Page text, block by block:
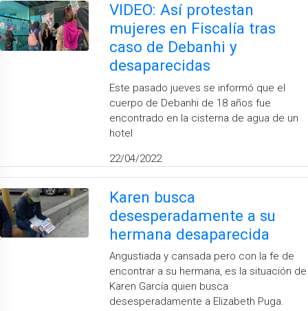
VIDEO: Así protestan
mujeres en Fiscalía tras
caso de Debanhi y
desaparecidas
Este pasado jueves se informó que el
cuerpo de Debanhi de 18 años fue
encontrado en la cisterna de agua de un
hotel
22/04/2022
Karen busca
desesperadamente a su
hermana desaparecida
Angustiada y cansada pero con la fe de
encontrar a su hermana, es la situación de
Karen García quien busca
desesperadamente a Elizabeth Puga.